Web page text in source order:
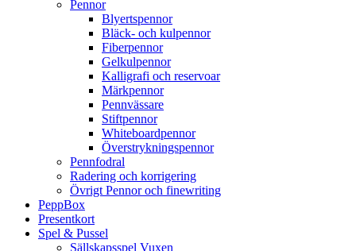
Pennor
Blyertspennor
Bläck- och kulpennor
Fiberpennor
Gelkulpennor
Kalligrafi och reservoar
Märkpennor
Pennvässare
Stiftpennor
Whiteboardpennor
Överstrykningspennor
Pennfodral
Radering och korrigering
Övrigt Pennor och finewriting
PeppBox
Presentkort
Spel & Pussel
Sällskapsspel Vuxen